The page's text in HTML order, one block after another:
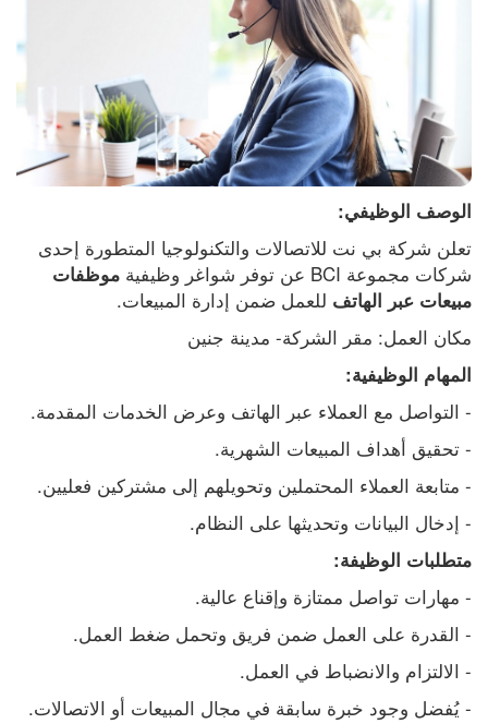
الوصف الوظيفي:
شركات مجموعة BCI عن توفر شواغر وظيفية
مبيعات عبر الهاتف للعمل ضمن إدارة المبيعات.
مكان العمل: مقر الشركة- مدينة جنين
المهام الوظيفية:
- التواصل مع العملاء عبر الهاتف وعرض الخدمات المقدمة.
- تحقيق أهداف المبيعات الشهرية.
- متابعة العملاء المحتملين وتحويلهم إلى مشتركين فعليين.
- إدخال البيانات وتحديثها على النظام.
متطلبات الوظيفة:
- مهارات تواصل ممتازة وإقناع عالية.
- القدرة على العمل ضمن فريق وتحمل ضغط العمل.
- الالتزام والانضباط في العمل.
- يُفضل وجود خبرة سابقة في مجال المبيعات أو الاتصالات.